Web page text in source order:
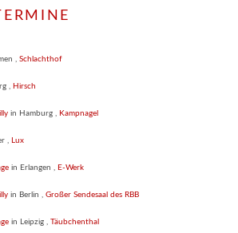
, Schlachthof
, Hirsch
in Hamburg , Kampnagel
, Lux
in Erlangen , E-Werk
in Berlin , Großer Sendesaal des RBB
in Leipzig , Täubchenthal